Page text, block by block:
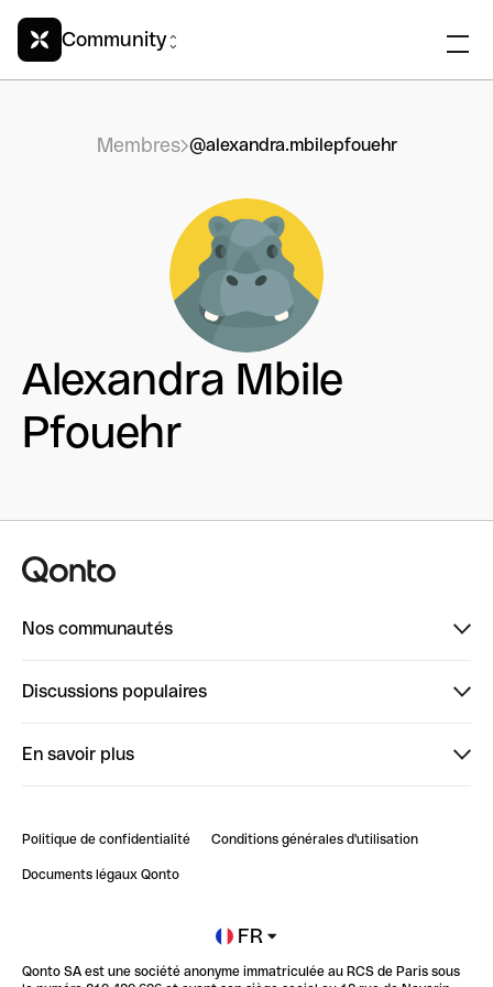
Community
Membres @alexandra.mbilepfouehr
Alexandra Mbile
Pfouehr
Nos communautés
ClubQonto
Discussions populaires
Impact de l'IA sur les carrières/productivité
En savoir plus
Blog
Newsroom
Glossaire finance
Politique de confidentialité Conditions générales d'utilisation
Documents légaux Qonto
FR
Qonto SA est une société anonyme immatriculée au RCS de Paris sous